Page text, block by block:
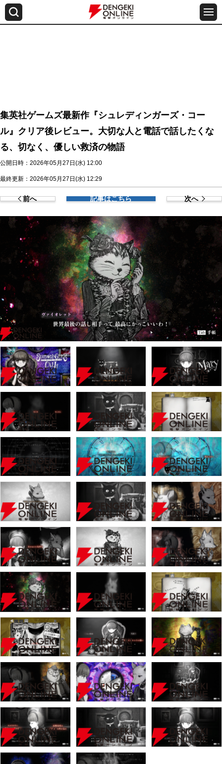
集英社ゲームズ最新作『シュレディンガーズ・コー
ル』クリア後レビュー。大切な人と電話で話したくな
る、切なく、優しい救済の物語
公開日時：2026年05月27日(水) 12:00
最終更新：2026年05月27日(水) 12:29
前へ 記事はこちら 次へ